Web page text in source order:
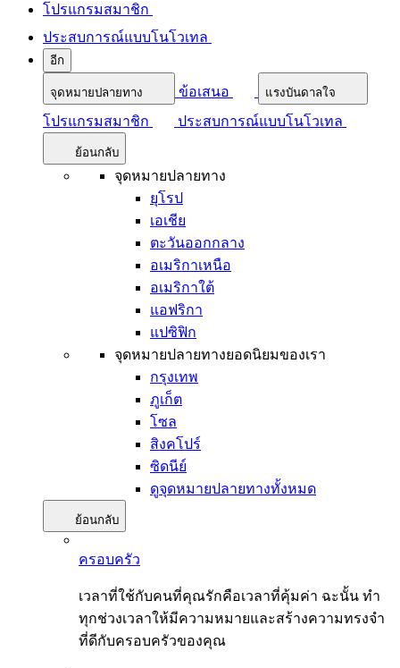
โปรแกรมสมาชิก
ประสบการณ์แบบโนโวเทล
อีก
จุดหมายปลายทาง ข้อเสนอ แรงบันดาลใจ
โปรแกรมสมาชิก ประสบการณ์แบบโนโวเทล
ย้อนกลับ
จุดหมายปลายทาง
ยุโรป
เอเชีย
ตะวันออกกลาง
อเมริกาเหนือ
อเมริกาใต้
แอฟริกา
แปซิฟิก
จุดหมายปลายทางยอดนิยมของเรา
กรุงเทพ
ภูเก็ต
โซล
สิงคโปร์
ซิดนีย์
ดูจุดหมายปลายทางทั้งหมด
ย้อนกลับ
ครอบครัว
เวลาที่ใช้กับคนที่คุณรักคือเวลาที่คุ้มค่า ฉะนั้น ทำ
ทุกช่วงเวลาให้มีความหมายและสร้างความทรงจำ
ที่ดีกับครอบครัวของคุณ